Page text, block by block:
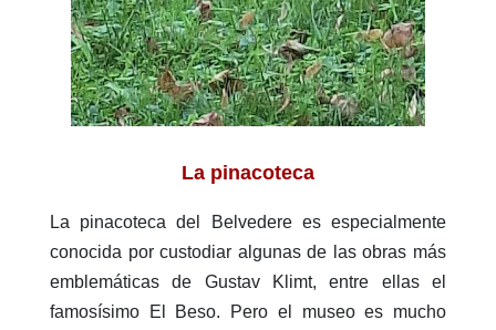
La pinacoteca
La pinacoteca del Belvedere es especialmente
conocida por custodiar algunas de las obras más
emblemáticas de Gustav Klimt, entre ellas el
famosísimo El Beso. Pero el museo es mucho